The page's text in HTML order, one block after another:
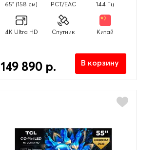
65" (158 см) PCT/EAC 144 Гц
4K Ultra HD Спутник Китай
149 890 р. В корзину